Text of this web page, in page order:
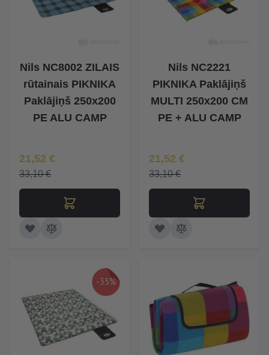
Nils NC8002 ZILAIS
rūtainais PIKNIKA
Paklājiņš 250x200
PE ALU CAMP
Īpaša Cena
21,52 €
33,10 €
Nils NC2221
PIKNIKA Paklājiņš
MULTI 250x200 CM
PE + ALU CAMP
Īpaša Cena
21,52 €
33,10 €
-35%